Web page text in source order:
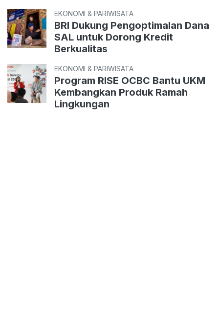
EKONOMI & PARIWISATA
BRI Dukung Pengoptimalan Dana
SAL untuk Dorong Kredit
Berkualitas
EKONOMI & PARIWISATA
Program RISE OCBC Bantu UKM
Kembangkan Produk Ramah
Lingkungan